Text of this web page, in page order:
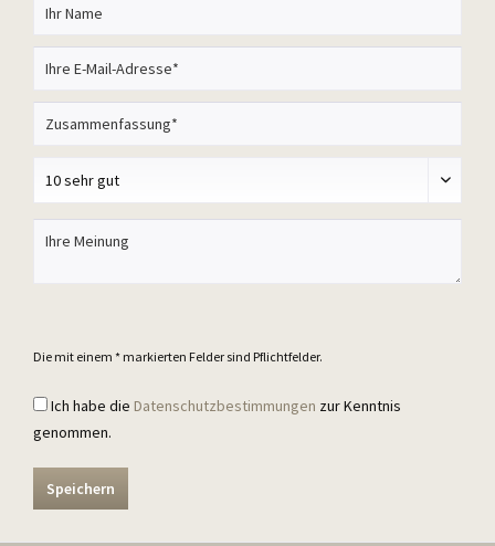
Die mit einem * markierten Felder sind Pflichtfelder.
Ich habe die Datenschutzbestimmungen zur Kenntnis
genommen.
Speichern